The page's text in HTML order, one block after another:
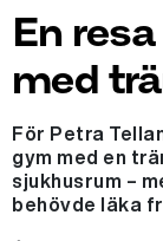
En
med
För Petra
gym med en
sjukhusrum –
behövde läka